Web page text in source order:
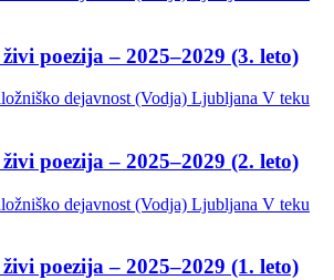
poezija – 2025–2029 (3. leto)
dejavnost (Vodja) Ljubljana V teku
poezija – 2025–2029 (2. leto)
dejavnost (Vodja) Ljubljana V teku
poezija – 2025–2029 (1. leto)